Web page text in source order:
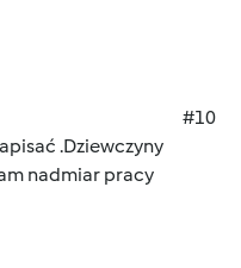
#10
.Dziewczyny
nadmiar pracy